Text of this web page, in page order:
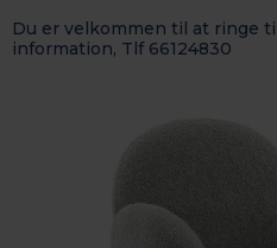
Du er velkommen til at ringe
information, Tlf 66124830